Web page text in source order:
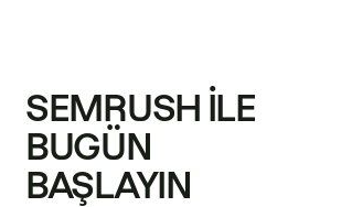
SEMRUSH ILE
BUGÜN
BAŞLAYIN